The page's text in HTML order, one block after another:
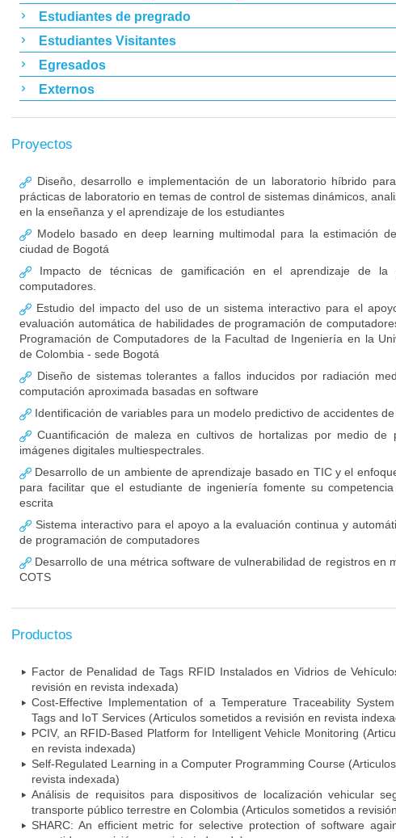
Estudiantes de pregrado
Estudiantes Visitantes
Egresados
Externos
Proyectos
Diseño, desarrollo e implementación de un laboratorio híbrido
prácticas de laboratorio en temas de control de sistemas dinámicos,
en la enseñanza y el aprendizaje de los estudiantes
Modelo basado en deep learning multimodal para la estimación
ciudad de Bogotá
Impacto de técnicas de gamificación en el aprendizaje de la
computadores.
Estudio del impacto del uso de un sistema interactivo para el
evaluación automática de habilidades de programación de
Programación de Computadores de la Facultad de Ingeniería en la
de Colombia - sede Bogotá
Diseño de sistemas tolerantes a fallos inducidos por radiación
computación aproximada basadas en software
Identificación de variables para un modelo predictivo de accidentes
Cuantificación de maleza en cultivos de hortalizas por medio de
imágenes digitales multiespectrales.
Desarrollo de un ambiente de aprendizaje basado en TIC y el
para facilitar que el estudiante de ingeniería fomente su
escrita
Sistema interactivo para el apoyo a la evaluación continua y
de programación de computadores
Desarrollo de una métrica software de vulnerabilidad de registros en
COTS
Productos
Factor de Penalidad de Tags RFID Instalados en Vidrios de
revisión en revista indexada)
Cost-Effective Implementation of a Temperature Traceability
Tags and IoT Services (Articulos sometidos a revisión en revista
PCIV, an RFID-Based Platform for Intelligent Vehicle Monitoring
en revista indexada)
Self-Regulated Learning in a Computer Programming Course
revista indexada)
Análisis de requisitos para dispositivos de localización vehicular
transporte público terrestre en Colombia (Articulos sometidos a
SHARC: An efficient metric for selective protection of software